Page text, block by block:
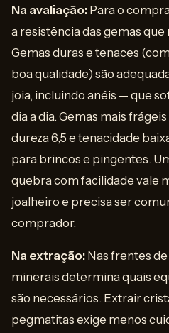
Na avaliação: Para o
a resistência das gemas
Gemas duras e tenaces
boa qualidade) são
joia, incluindo anéis — que
dia a dia. Gemas mais
dureza 6,5 e tenacidade
para brincos e pingentes.
quebra com facilidade vale
joalheiro e precisa ser
comprador.
Na extração: Nas frentes
minerais determina quais
são necessários. Extrair
pegmatitas exige menos